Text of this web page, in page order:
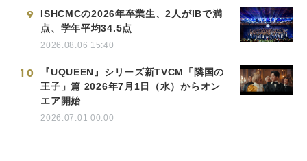
9
ISHCMCの2026年卒業生、2人がIBで満
点、学年平均34.5点
2026.08.06 15:40
10
『UQUEEN』シリーズ新TVCM「隣国の
王子」篇 2026年7月1日（水）からオン
エア開始
2026.07.01 00:00